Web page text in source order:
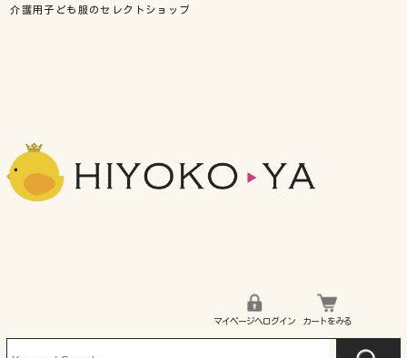
マイページへログイン カートをみる